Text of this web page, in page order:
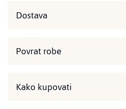
Dostava
Povrat robe
Kako kupovati